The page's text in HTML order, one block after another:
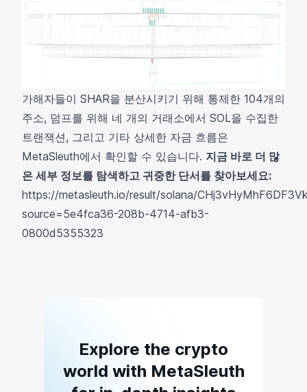
가해자들이 SHAR을 분산시키기 위해 통제한 104개의
주소, 덤프를 위해 네 개의 거래소에서 SOL을 수집한
트랜잭션, 그리고 기타 상세한 자금 흐름은
MetaSleuth에서 확인할 수 있습니다. 지금 바로 더 많
은 세부 정보를 탐색하고 귀중한 단서를 찾아보세요:
https://metasleuth.io/result/solana/
source=5e4fca36-208b-4714-afb3-
0800d5355323
Explore the crypto
world with MetaSleuth